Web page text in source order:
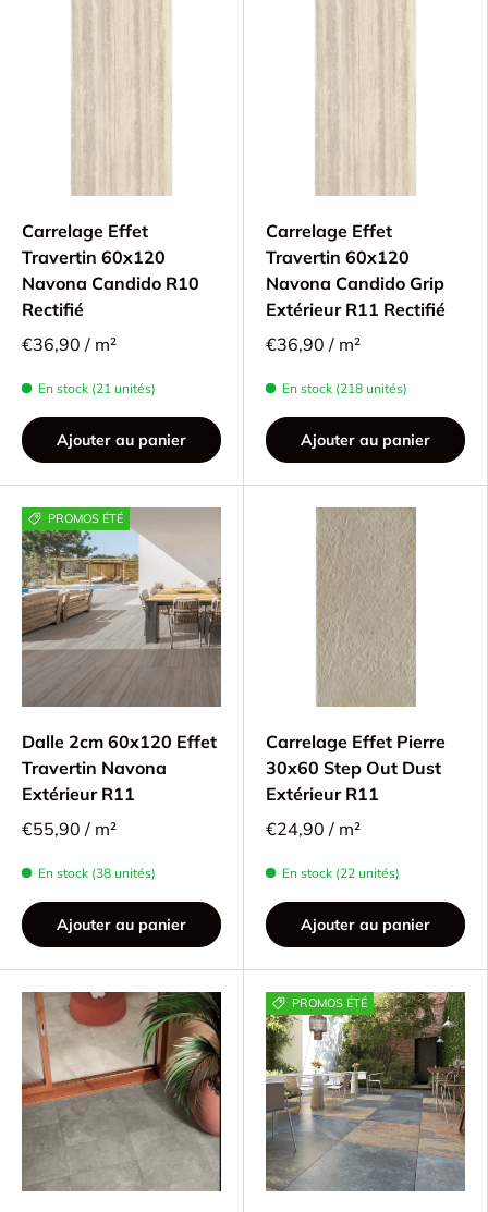
Carrelage Effet
Travertin 60x120
Navona Candido R10
Rectifié
€36,90 / m²
En stock (21 unités)
Ajouter au panier
Carrelage Effet
Travertin 60x120
Navona Candido Grip
Extérieur R11 Rectifié
€36,90 / m²
En stock (218 unités)
Ajouter au panier
PROMOS ÉTÉ
Dalle 2cm 60x120 Effet
Travertin Navona
Extérieur R11
€55,90 / m²
En stock (38 unités)
Ajouter au panier
Carrelage Effet Pierre
30x60 Step Out Dust
Extérieur R11
€24,90 / m²
En stock (22 unités)
Ajouter au panier
PROMOS ÉTÉ